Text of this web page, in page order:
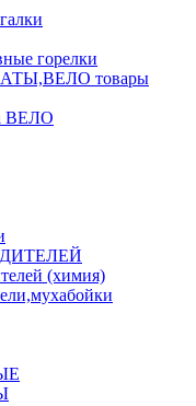
горелки
товары
ВЕЛО
(химия)